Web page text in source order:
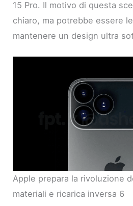
15 Pro. Il motivo di questa
chiaro, ma potrebbe essere
mantenere un design ultra
Apple prepara la rivoluzione
materiali e ricarica inversa 6